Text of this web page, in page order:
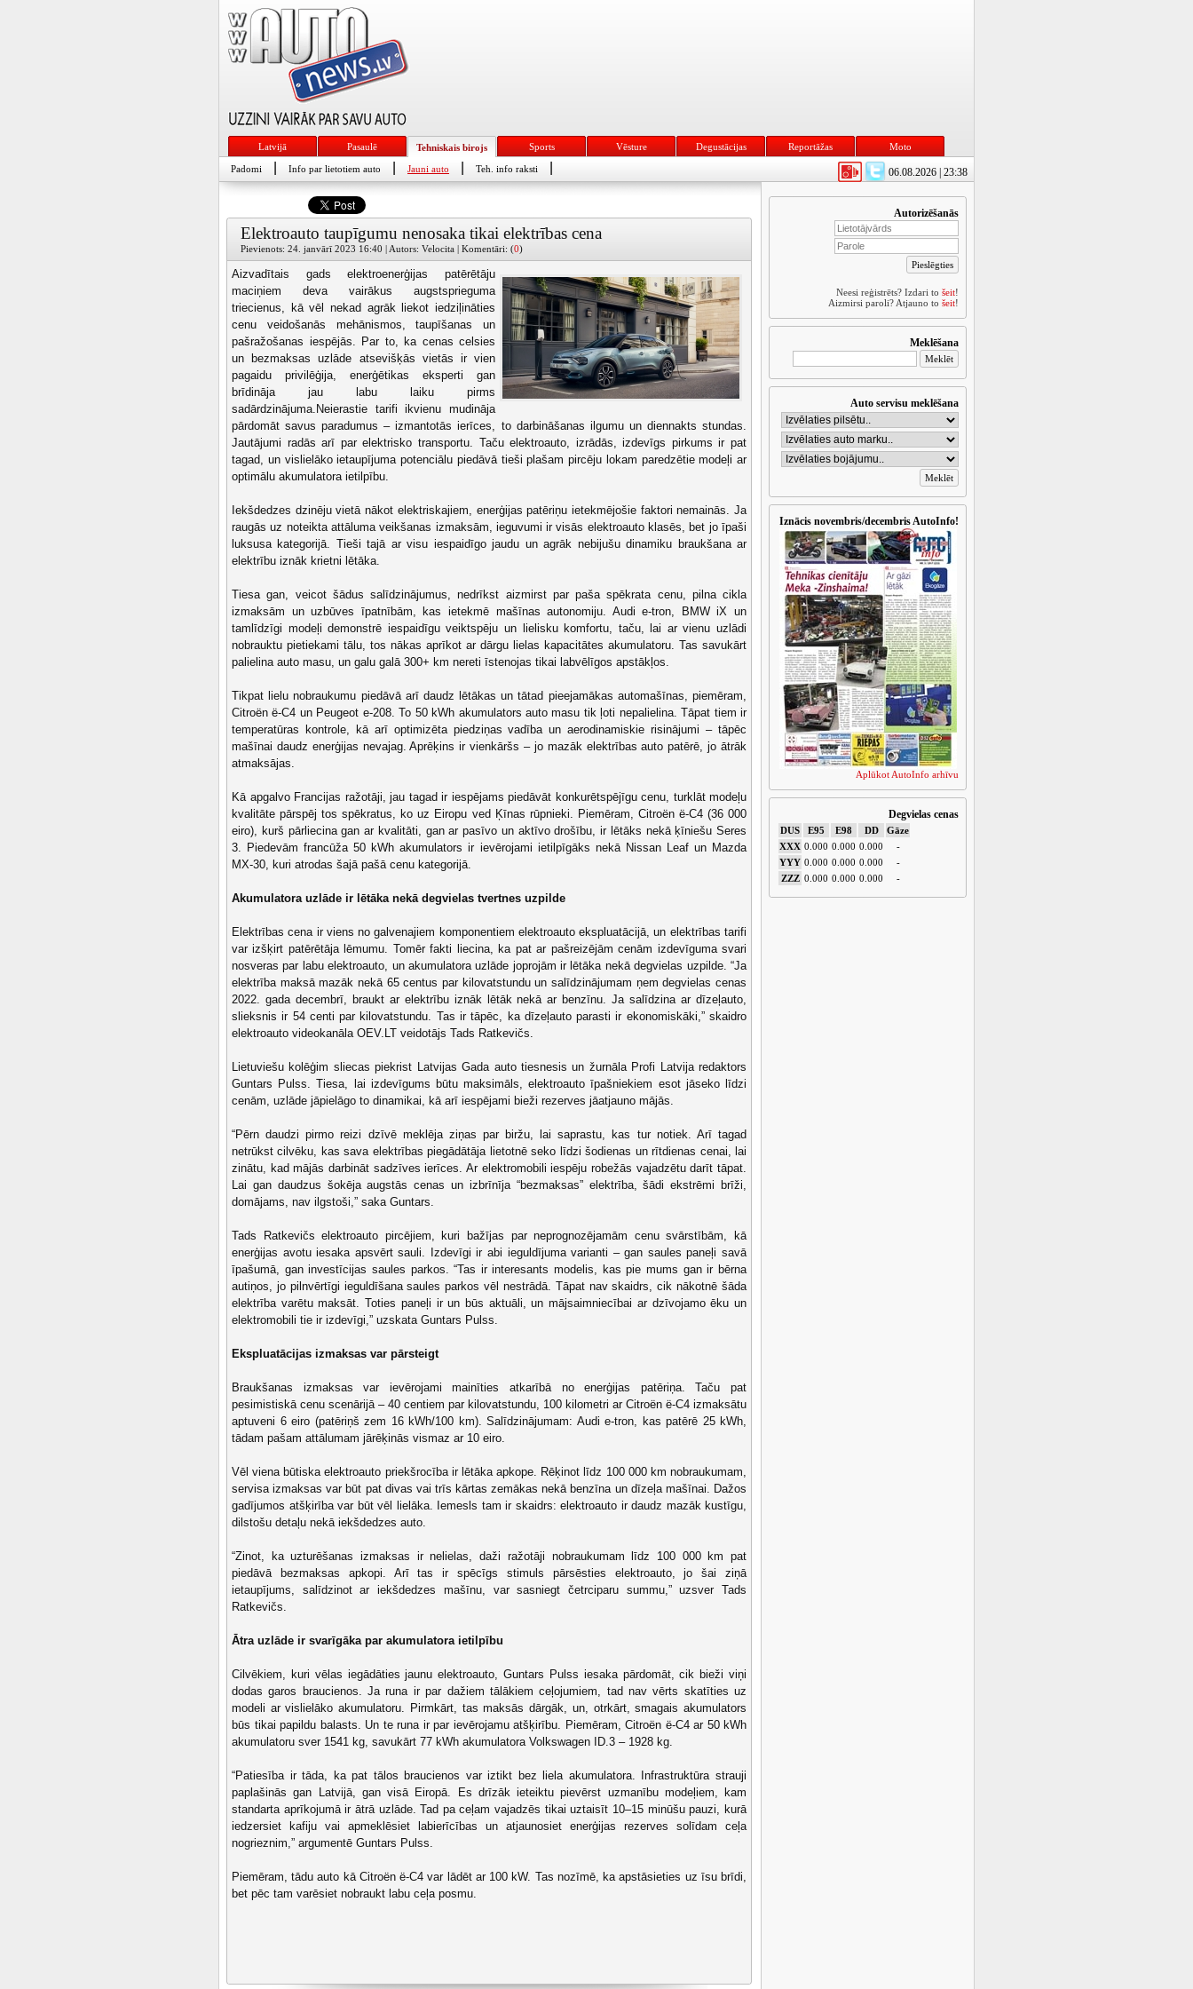
Latvijā Pasaulē Tehniskais birojs Sports Vēsture Degustācijas Reportāžas Moto
06.08.2026 | 23:38
Padomi Info par lietotiem auto Jauni auto Teh. info raksti
Elektroauto taupīgumu nenosaka tikai elektrības cena
Pievienots: 24. janvārī 2023 16:40 | Autors: Velocita | Komentāri: (0)
Aizvadītais gads elektroenerģijas patērētāju
maciņiem deva vairākus augstsprieguma
triecienus, kā vēl nekad agrāk liekot iedziļināties
cenu veidošanās mehānismos, taupīšanas un
pašražošanas iespējās. Par to, ka cenas celsies
un bezmaksas uzlāde atsevišķās vietās ir vien
pagaidu privilēģija, enerģētikas eksperti gan
brīdināja jau labu laiku pirms
sadārdzinājuma.Neierastie tarifi ikvienu mudināja
pārdomāt savus paradumus – izmantotās ierīces, to darbināšanas ilgumu un diennakts stundas.
Jautājumi radās arī par elektrisko transportu. Taču elektroauto, izrādās, izdevīgs pirkums ir pat
tagad, un vislielāko ietaupījuma potenciālu piedāvā tieši plašam pircēju lokam paredzētie modeļi ar
optimālu akumulatora ietilpību.
Iekšdedzes dzinēju vietā nākot elektriskajiem, enerģijas patēriņu ietekmējošie faktori nemainās. Ja
raugās uz noteikta attāluma veikšanas izmaksām, ieguvumi ir visās elektroauto klasēs, bet jo īpaši
luksusa kategorijā. Tieši tajā ar visu iespaidīgo jaudu un agrāk nebijušu dinamiku braukšana ar
elektrību iznāk krietni lētāka.
Tiesa gan, veicot šādus salīdzinājumus, nedrīkst aizmirst par paša spēkrata cenu, pilna cikla
izmaksām un uzbūves īpatnībām, kas ietekmē mašīnas autonomiju. Audi e-tron, BMW iX un
tamlīdzīgi modeļi demonstrē iespaidīgu veiktspēju un lielisku komfortu, taču, lai ar vienu uzlādi
nobrauktu pietiekami tālu, tos nākas aprīkot ar dārgu lielas kapacitātes akumulatoru. Tas savukārt
palielina auto masu, un galu galā 300+ km nereti īstenojas tikai labvēlīgos apstākļos.
Tikpat lielu nobraukumu piedāvā arī daudz lētākas un tātad pieejamākas automašīnas, piemēram,
Citroën ë-C4 un Peugeot e-208. To 50 kWh akumulators auto masu tik ļoti nepalielina. Tāpat tiem ir
temperatūras kontrole, kā arī optimizēta piedziņas vadība un aerodinamiskie risinājumi – tāpēc
mašīnai daudz enerģijas nevajag. Aprēķins ir vienkāršs – jo mazāk elektrības auto patērē, jo ātrāk
atmaksājas.
Kā apgalvo Francijas ražotāji, jau tagad ir iespējams piedāvāt konkurētspējīgu cenu, turklāt modeļu
kvalitāte pārspēj tos spēkratus, ko uz Eiropu ved Ķīnas rūpnieki. Piemēram, Citroën ë-C4 (36 000
eiro), kurš pārliecina gan ar kvalitāti, gan ar pasīvo un aktīvo drošību, ir lētāks nekā ķīniešu Seres
3. Piedevām francūža 50 kWh akumulators ir ievērojami ietilpīgāks nekā Nissan Leaf un Mazda
MX-30, kuri atrodas šajā pašā cenu kategorijā.
Akumulatora uzlāde ir lētāka nekā degvielas tvertnes uzpilde
Elektrības cena ir viens no galvenajiem komponentiem elektroauto ekspluatācijā, un elektrības tarifi
var izšķirt patērētāja lēmumu. Tomēr fakti liecina, ka pat ar pašreizējām cenām izdevīguma svari
nosveras par labu elektroauto, un akumulatora uzlāde joprojām ir lētāka nekā degvielas uzpilde. “Ja
elektrība maksā mazāk nekā 65 centus par kilovatstundu un salīdzinājumam ņem degvielas cenas
2022. gada decembrī, braukt ar elektrību iznāk lētāk nekā ar benzīnu. Ja salīdzina ar dīzeļauto,
slieksnis ir 54 centi par kilovatstundu. Tas ir tāpēc, ka dīzeļauto parasti ir ekonomiskāki,” skaidro
elektroauto videokanāla OEV.LT veidotājs Tads Ratkevičs.
Lietuviešu kolēģim sliecas piekrist Latvijas Gada auto tiesnesis un žurnāla Profi Latvija redaktors
Guntars Pulss. Tiesa, lai izdevīgums būtu maksimāls, elektroauto īpašniekiem esot jāseko līdzi
cenām, uzlāde jāpielāgo to dinamikai, kā arī iespējami bieži rezerves jāatjauno mājās.
“Pērn daudzi pirmo reizi dzīvē meklēja ziņas par biržu, lai saprastu, kas tur notiek. Arī tagad
netrūkst cilvēku, kas sava elektrības piegādātāja lietotnē seko līdzi šodienas un rītdienas cenai, lai
zinātu, kad mājās darbināt sadzīves ierīces. Ar elektromobili iespēju robežās vajadzētu darīt tāpat.
Lai gan daudzus šokēja augstās cenas un izbrīnīja “bezmaksas” elektrība, šādi ekstrēmi brīži,
domājams, nav ilgstoši,” saka Guntars.
Tads Ratkevičs elektroauto pircējiem, kuri bažījas par neprognozējamām cenu svārstībām, kā
enerģijas avotu iesaka apsvērt sauli. Izdevīgi ir abi ieguldījuma varianti – gan saules paneļi savā
īpašumā, gan investīcijas saules parkos. “Tas ir interesants modelis, kas pie mums gan ir bērna
autiņos, jo pilnvērtīgi ieguldīšana saules parkos vēl nestrādā. Tāpat nav skaidrs, cik nākotnē šāda
elektrība varētu maksāt. Toties paneļi ir un būs aktuāli, un mājsaimniecībai ar dzīvojamo ēku un
elektromobili tie ir izdevīgi,” uzskata Guntars Pulss.
Ekspluatācijas izmaksas var pārsteigt
Braukšanas izmaksas var ievērojami mainīties atkarībā no enerģijas patēriņa. Taču pat
pesimistiskā cenu scenārijā – 40 centiem par kilovatstundu, 100 kilometri ar Citroën ë-C4 izmaksātu
aptuveni 6 eiro (patēriņš zem 16 kWh/100 km). Salīdzinājumam: Audi e-tron, kas patērē 25 kWh,
tādam pašam attālumam jārēķinās vismaz ar 10 eiro.
Vēl viena būtiska elektroauto priekšrocība ir lētāka apkope. Rēķinot līdz 100 000 km nobraukumam,
servisa izmaksas var būt pat divas vai trīs kārtas zemākas nekā benzīna un dīzeļa mašīnai. Dažos
gadījumos atšķirība var būt vēl lielāka. Iemesls tam ir skaidrs: elektroauto ir daudz mazāk kustīgu,
dilstošu detaļu nekā iekšdedzes auto.
“Zinot, ka uzturēšanas izmaksas ir nelielas, daži ražotāji nobraukumam līdz 100 000 km pat
piedāvā bezmaksas apkopi. Arī tas ir spēcīgs stimuls pārsēsties elektroauto, jo šai ziņā
ietaupījums, salīdzinot ar iekšdedzes mašīnu, var sasniegt četrciparu summu,” uzsver Tads
Ratkevičs.
Ātra uzlāde ir svarīgāka par akumulatora ietilpību
Cilvēkiem, kuri vēlas iegādāties jaunu elektroauto, Guntars Pulss iesaka pārdomāt, cik bieži viņi
dodas garos braucienos. Ja runa ir par dažiem tālākiem ceļojumiem, tad nav vērts skatīties uz
modeli ar vislielāko akumulatoru. Pirmkārt, tas maksās dārgāk, un, otrkārt, smagais akumulators
būs tikai papildu balasts. Un te runa ir par ievērojamu atšķirību. Piemēram, Citroën ë-C4 ar 50 kWh
akumulatoru sver 1541 kg, savukārt 77 kWh akumulatora Volkswagen ID.3 – 1928 kg.
“Patiesība ir tāda, ka pat tālos braucienos var iztikt bez liela akumulatora. Infrastruktūra strauji
paplašinās gan Latvijā, gan visā Eiropā. Es drīzāk ieteiktu pievērst uzmanību modeļiem, kam
standarta aprīkojumā ir ātrā uzlāde. Tad pa ceļam vajadzēs tikai uztaisīt 10–15 minūšu pauzi, kurā
iedzersiet kafiju vai apmeklēsiet labierīcības un atjaunosiet enerģijas rezerves solīdam ceļa
nogrieznim,” argumentē Guntars Pulss.
Piemēram, tādu auto kā Citroën ë-C4 var lādēt ar 100 kW. Tas nozīmē, ka apstāsieties uz īsu brīdi,
bet pēc tam varēsiet nobraukt labu ceļa posmu.
Autorizēšanās
Neesi reģistrēts? Izdari to šeit!
Aizmirsi paroli? Atjauno to šeit!
Meklēšana
Auto servisu meklēšana
Iznācis novembris/decembris AutoInfo!
Aplūkot AutoInfo arhīvu
Degvielas cenas
DUS E95 E98 DD
Gāze
XXX 0.000 0.000 0.000
-
YYY 0.000 0.000 0.000
-
ZZZ 0.000 0.000 0.000 -